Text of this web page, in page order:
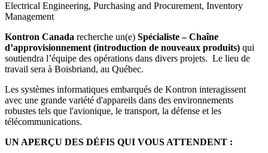
Electrical Engineering, Purchasing and Procurement, Inventory
Management
Kontron Canada recherche un(e) Spécialiste – Chaîne
d’approvisionnement (introduction de nouveaux produits) qui
soutiendra l’équipe des opérations dans divers projets. Le lieu de
travail sera à Boisbriand, au Québec.
Les systèmes informatiques embarqués de Kontron interagissent
avec une grande variété d'appareils dans des environnements
robustes tels que l'avionique, le transport, la défense et les
télécommunications.
UN APERÇU DES DÉFIS QUI VOUS ATTENDENT :